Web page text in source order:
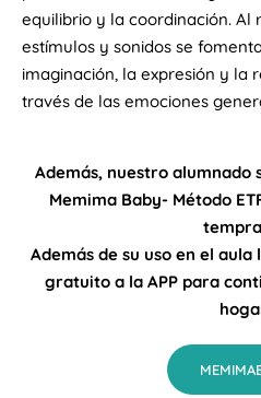
equilibrio y la coordinación. Al
estímulos y sonidos se
imaginación, la expresión y la
través de las emociones
Además, nuestro alumnado
Memima Baby- Método
Además de su uso en el
gratuito a la APP para